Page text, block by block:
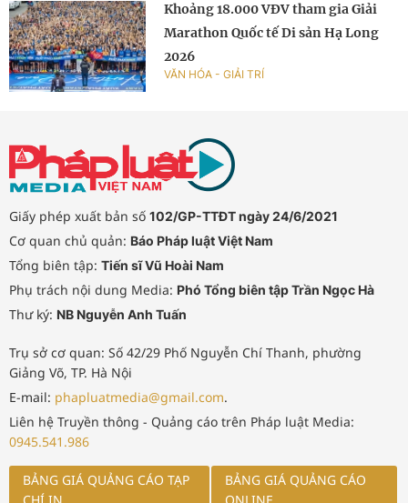
Khoảng 18.000 VĐV tham gia Giải
Marathon Quốc tế Di sản Hạ Long
2026
VĂN HÓA - GIẢI TRÍ
Giấy phép xuất bản số 102/GP-TTĐT ngày 24/6/2021
Cơ quan chủ quản: Báo Pháp luật Việt Nam
Tổng biên tập: Tiến sĩ Vũ Hoài Nam
Phụ trách nội dung Media: Phó Tổng biên tập Trần Ngọc Hà
Thư ký: NB Nguyễn Anh Tuấn
Trụ sở cơ quan: Số 42/29 Phố Nguyễn Chí Thanh, phường
Giảng Võ, TP. Hà Nội
E-mail: phapluatmedia@gmail.com.
Liên hệ Truyền thông - Quảng cáo trên Pháp luật Media:
0945.541.986
BẢNG GIÁ QUẢNG CÁO TẠP
BẢNG GIÁ QUẢNG CÁO